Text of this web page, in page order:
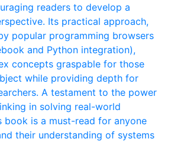
readers to develop a
Its practical approach,
popular programming browsers
and Python integration),
concepts graspable for those
while providing depth for
A testament to the power
in solving real-world
book is a must-read for anyone
their understanding of systems